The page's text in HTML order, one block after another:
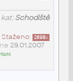
kat:Schodiště
Staženo: 2698x
29.01.2007